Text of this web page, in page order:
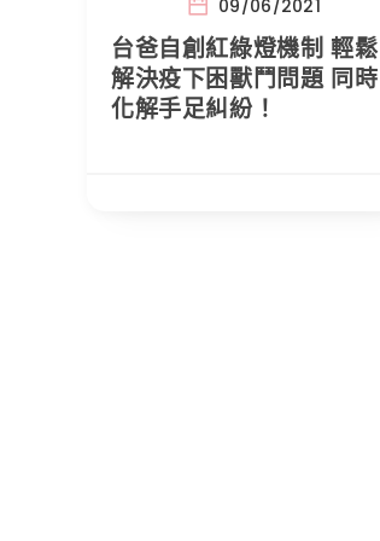
09/06/2021
台爸自創紅綠燈機制 輕鬆
解決疫下困獸鬥問題 同時
化解手足糾紛！